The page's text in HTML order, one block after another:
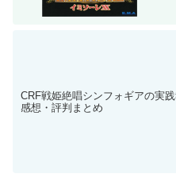
CRF戦姫絶唱シンフォギアの実践
感想・評判まとめ